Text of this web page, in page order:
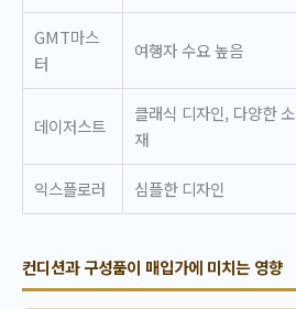
GMT마스
터
여행자 수요 높음
데이저스트
클래식 디자인, 다양한 소
재
익스플로러 심플한 디자인
컨디션과 구성품이 매입가에 미치는 영향